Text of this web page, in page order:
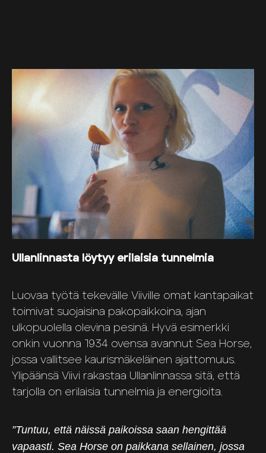
Ullanlinnasta löytyy erilaisia tunnelmia
Luovaa työtä tekevälle Viiville omat kantapaikat
toimivat suojaisina pakopaikkoina, ajan
ulkopuolella olevina pesinä. Hyvä esimerkki
onkin vuonna 1934 ovensa avannut Sea Horse,
jossa vallitsee kaurismäkeläinen ajattomuus.
Ylipäänsä Viivi rakastaa Ullanlinnassa sitä, että
tarjolla on erilaisia tunnelmia ja energioita.
”Tuntuu, että näissä paikoissa saan hengittää
vapaasti. Sea Horse on paikkana sellainen, jossa